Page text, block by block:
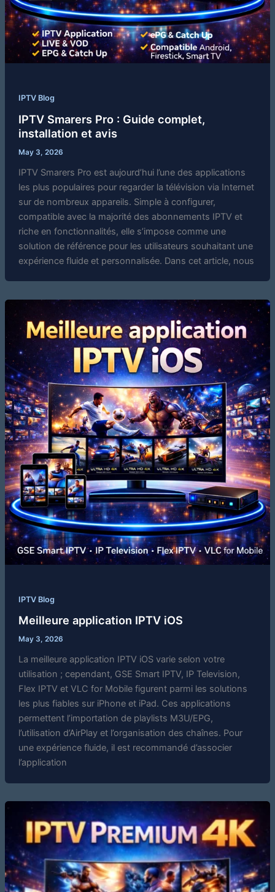
IPTV Blog
IPTV Smarers Pro : Guide complet,
installation et avis
May 3, 2026
IPTV Smarers Pro est aujourd’hui l’une des applications
les plus populaires pour regarder la télévision via Internet
sur de nombreux appareils. Simple à configurer,
compatible avec la majorité des abonnements IPTV et
riche en fonctionnalités, elle s’impose comme une
solution de référence pour les utilisateurs souhaitant une
expérience fluide et personnalisée. Dans cet article, nous
IPTV Blog
Meilleure application IPTV iOS
May 3, 2026
La meilleure application IPTV iOS varie selon votre
utilisation ; cependant, GSE Smart IPTV, IP Television,
Flex IPTV et VLC for Mobile figurent parmi les solutions
les plus fiables sur iPhone et iPad. Ces applications
permettent l’importation de playlists M3U/EPG,
l’utilisation d’AirPlay et l’organisation des chaînes. Pour
une expérience fluide, il est recommandé d’associer
l’application